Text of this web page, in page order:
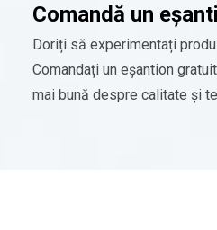
Comandă un
Doriți să experimentați
Comandați un eșantion
mai bună despre calitate și